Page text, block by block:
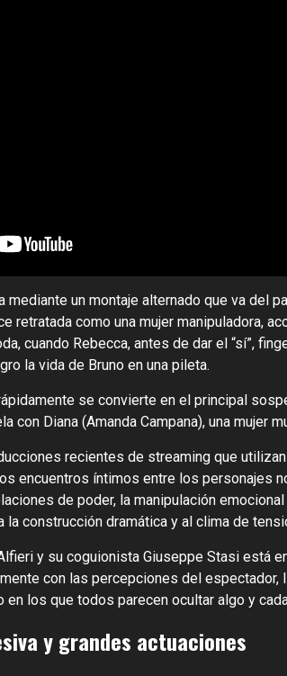
mediante un montaje alternado que va del
retratada como una mujer
cuando Rebecca, antes de dar el “sí”,
la vida de Bruno en una pileta.
se convierte en el principal
con Diana (Amanda Campana), una mujer
recientes de streaming que
encuentros íntimos entre los personajes
de poder, la manipulación
construcción dramática y al clima de
y su coguionista Giuseppe Stasi está
con las percepciones del
los que todos parecen ocultar algo y
y grandes actuaciones